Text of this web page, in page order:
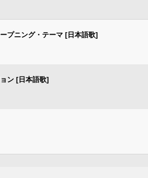
プニング・テーマ [日本語歌]
ン [日本語歌]